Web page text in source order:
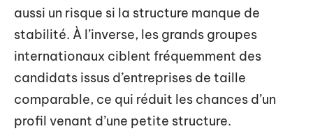
aussi un risque si la structure manque de
stabilité. À l’inverse, les grands groupes
internationaux ciblent fréquemment des
candidats issus d’entreprises de taille
comparable, ce qui réduit les chances d’un
profil venant d’une petite structure.